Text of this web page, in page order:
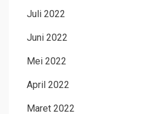
Juli 2022
Juni 2022
Mei 2022
April 2022
Maret 2022